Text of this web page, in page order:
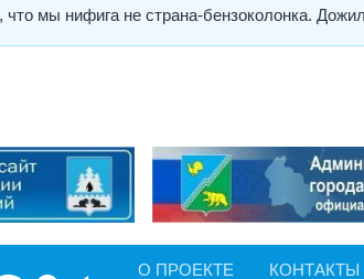
что мы нифига не страна-бензоколонка.
О ПРОЕКТЕ КОНТАКТЫ